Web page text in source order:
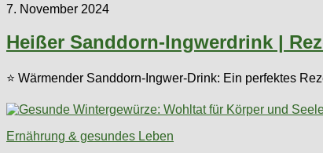
7. November 2024
Heißer Sanddorn-Ingwerdrink |
⭐ Wärmender Sanddorn-Ingwer-Drink: Ein perfektes
Ernährung & gesundes Leben